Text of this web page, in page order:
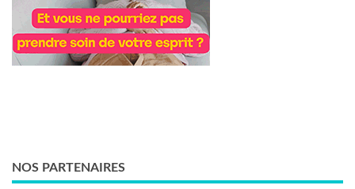
NOS PARTENAIRES